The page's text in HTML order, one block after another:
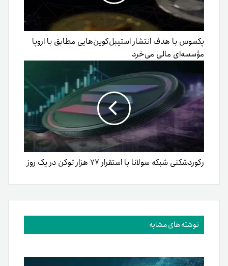
پکسوس با هدف انتشار استیبل‌کوین‌هایی مطابق با اروپا
مؤسسه‌ای مالی می‌خرد
رکوردشکنی شبکه سولانا با استقرار ۷۷ هزار توکن در یک روز
نوشته های مشابه